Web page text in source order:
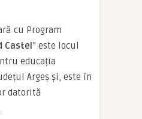
cu Program
Castel ” este locul
educația
Argeș și, este în
datorită